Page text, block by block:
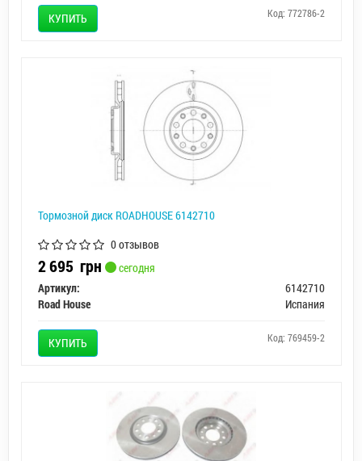
КУПИТЬ Код: 772786-2
Тормозной диск ROADHOUSE 6142710
0 отзывов
2 695 грн
сегодня
Артикул:
6142710
Road House
Испания
КУПИТЬ Код: 769459-2